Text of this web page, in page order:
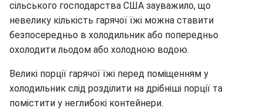
сільського господарства США зауважило, що
невелику кількість гарячої їжі можна ставити
безпосередньо в холодильник або попередньо
охолодити льодом або холодною водою.
Великі порції гарячої їжі перед поміщенням у
холодильник слід розділити на дрібніші порції та
помістити у неглибокі контейнери.